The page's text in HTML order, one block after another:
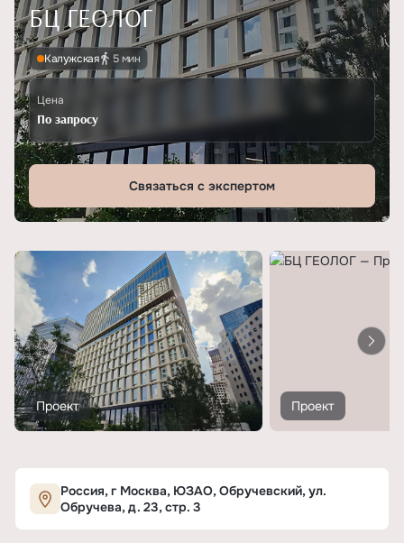
БЦ ГЕОЛОГ
Калужская 5 мин
Цена
По запросу
Связаться с экспертом
Проект Проект
Россия, г Москва, ЮЗАО, Обручевский, ул.
Обручева, д. 23, стр. 3